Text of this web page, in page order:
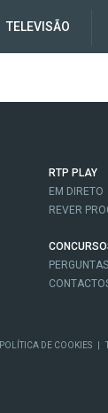
TELEVISÃO
RTP PLAY
EM DIRETO
REVER
POLÍTICA DE COOKIES